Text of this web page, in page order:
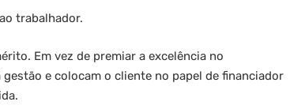
trabalhador.
Em vez de premiar a excelência no
e colocam o cliente no papel de financiador